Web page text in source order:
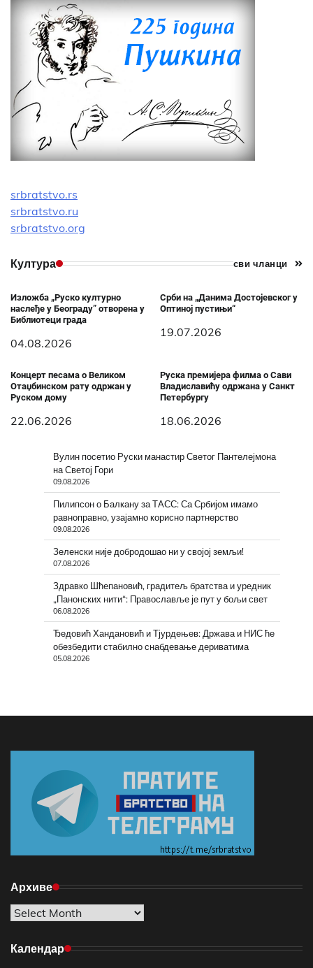
srbratstvo.rs
srbratstvo.ru
srbratstvo.org
Култура сви чланци
Изложба „Руско културно
наслеђе у Београду” отворена у
Библиотеци града
04.08.2026
Срби на „Данима Достојевског у
Оптиној пустињи“
19.07.2026
Концерт песама о Великом
Отаџбинском рату одржан у
Руском дому
22.06.2026
Руска премијера филма о Сави
Владиславићу одржана у Санкт
Петербургу
18.06.2026
Вулин посетио Руски манастир Светог Пантелејмона
на Светој Гори
09.08.2026
Пилипсон о Балкану за ТАСС: Са Србијом имамо
равноправно, узајамно корисно партнерство
09.08.2026
Зеленски није добродошао ни у својој земљи!
07.08.2026
Здравко Шћепановић, градитељ братства и уредник
„Панонских нити“: Православље је пут у бољи свет
06.08.2026
Ђедовић Хандановић и Тјурдењев: Држава и НИС ће
обезбедити стабилно снабдевање дериватима
05.08.2026
Архиве
Архиве
Календар